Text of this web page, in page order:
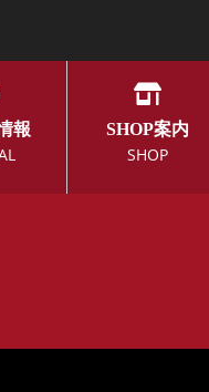
報 SHOP案内
SHOP